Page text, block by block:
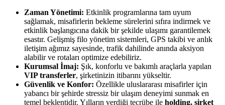
Zaman Yönetimi: Etkinlik programlarına tam uyum
sağlamak, misafirlerin bekleme sürelerini sıfıra indirmek ve
etkinlik başlangıcına dakik bir şekilde ulaşımı garantilemek
esastır. Gelişmiş filo yönetim sistemleri, GPS takibi ve anlık
iletişim ağımız sayesinde, trafik dahilinde anında aksiyon
alabilir ve rotaları optimize edebiliriz.
Kurumsal İmaj: Şık, konforlu ve bakımlı araçlarla yapılan
VIP transferler, şirketinizin itibarını yükseltir.
Güvenlik ve Konfor: Özellikle uluslararası misafirler için
yabancı bir şehirde stressiz bir ulaşım deneyimi sunmak en
temel beklentidir. Yılların verdiği tecrübe ile holding, şirket